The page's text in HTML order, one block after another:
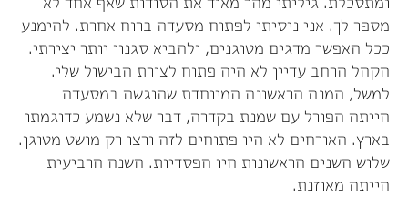
מספר לך. אני ניסיתי לפתוח מסעדה ברוח אחרת. להימנע
ככל האפשר מדגים מטוגנים, ולהביא סגנון יותר יצירתי.
הקהל הרחב עדיין לא היה פתוח לצורת הבישול שלי.
למשל, המנה הראשונה המיוחדת שהוגשה במסעדה
הייתה הפורל עם שמנת בקדרה, דבר שלא נשמע כדוגמתו
בארץ. האורחים לא היו פתוחים לזה ורצו רק מושט מטוגן.
שלוש השנים הראשונות היו הפסדיות. השנה הרביעית
הייתה מאוזנת.